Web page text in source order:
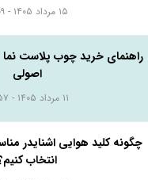
۱۵ مرداد ۱۴۰۵ - ۰۶:۰۹
راهنمای خرید چوب پلاست نما
اصولی
چگونه کلید هوایی اشنایدر
انتخاب کنیم؟